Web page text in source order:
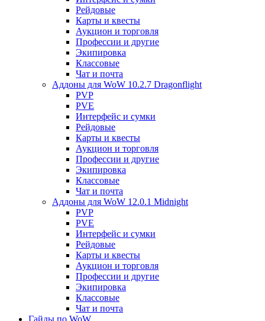
Рейдовые
Карты и квесты
Аукцион и торговля
Профессии и другие
Экипировка
Классовые
Чат и почта
Аддоны для WoW 10.2.7 Dragonflight
PVP
PVE
Интерфейс и сумки
Рейдовые
Карты и квесты
Аукцион и торговля
Профессии и другие
Экипировка
Классовые
Чат и почта
Аддоны для WoW 12.0.1 Midnight
PVP
PVE
Интерфейс и сумки
Рейдовые
Карты и квесты
Аукцион и торговля
Профессии и другие
Экипировка
Классовые
Чат и почта
Гайды по WoW